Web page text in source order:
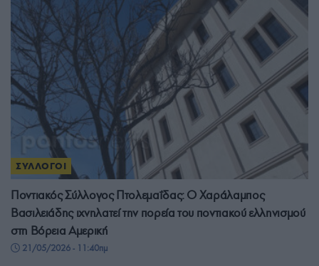
ΣΥΛΛΟΓΟΙ
Ποντιακός Σύλλογος Πτολεμαΐδας: Ο Χαράλαμπος
Βασιλειάδης ιχνηλατεί την πορεία του ποντιακού ελληνισμού
στη Βόρεια Αμερική
21/05/2026 - 11:40πμ